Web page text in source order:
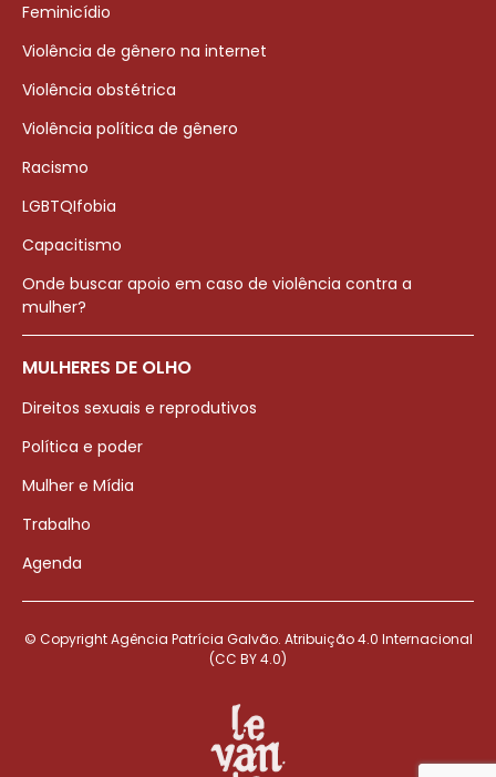
Feminicídio
Violência de gênero na internet
Violência obstétrica
Violência política de gênero
Racismo
LGBTQIfobia
Capacitismo
Onde buscar apoio em caso de violência contra a
mulher?
MULHERES DE OLHO
Direitos sexuais e reprodutivos
Política e poder
Mulher e Mídia
Trabalho
Agenda
© Copyright Agência Patrícia Galvão. Atribuição 4.0 Internacional
(CC BY 4.0)